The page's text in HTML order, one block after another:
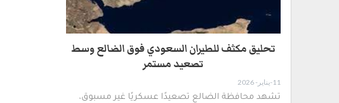
تحليق مكثف للطيران السعودي فوق الضالع وسط
تصعيد مستمر
11-يناير- 2026
تشهد محافظة الضالع تصعيدًا عسكريًا غير مسبوق،